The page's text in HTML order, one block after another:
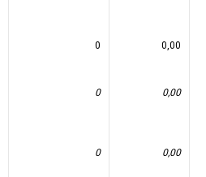
0 0,00
0 0,00
0 0,00